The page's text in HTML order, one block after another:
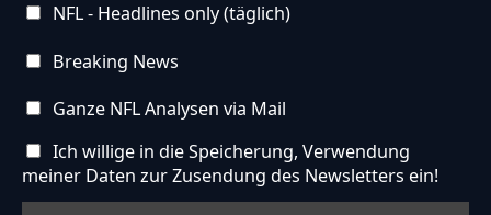
title":"Refresh\/reload: get new images and
accessibility option!"},"buttons":
in with Facebook","google":"Sign in with
NFL - Headlines only (täglich)
Breaking News
Ganze NFL Analysen via Mail
Ich willige in die Speicherung, Verwendung
meiner Daten zur Zusendung des Newsletters ein!